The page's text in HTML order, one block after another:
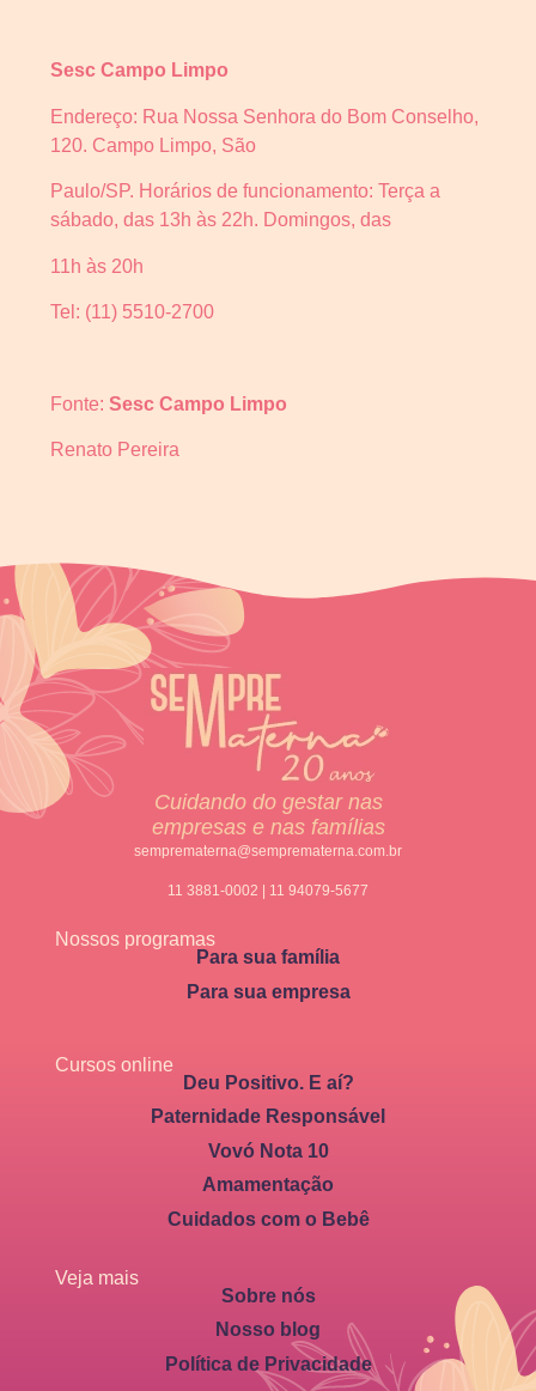
Sesc Campo Limpo
Endereço: Rua Nossa Senhora do Bom Conselho,
120. Campo Limpo, São
Paulo/SP. Horários de funcionamento: Terça a
sábado, das 13h às 22h. Domingos, das
11h às 20h
Tel: (11) 5510-2700
Fonte: Sesc Campo Limpo
Renato Pereira
Cuidando do gestar nas
empresas e nas famílias
semprematerna@semprematerna.com.br
11 3881-0002 | 11 94079-5677
Nossos programas
Para sua família
Para sua empresa
Cursos online
Deu Positivo. E aí?
Paternidade Responsável
Vovó Nota 10
Amamentação
Cuidados com o Bebê
Veja mais
Sobre nós
Nosso blog
Política de Privacidade